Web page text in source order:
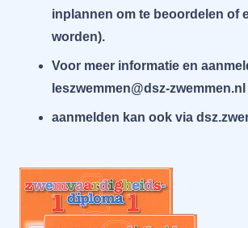
inplannen om te beoordelen of
worden).
Voor meer informatie en
leszwemmen@dsz-zwemmen.nl
aanmelden kan ook via